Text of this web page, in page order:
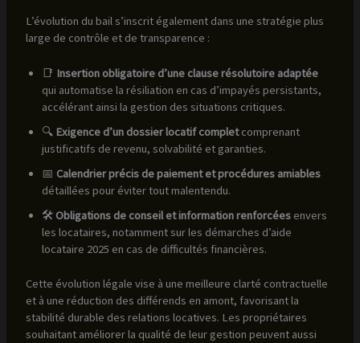
L’évolution du bail s’inscrit également dans une stratégie plus
large de contrôle et de transparence :
📑 Insertion obligatoire d’une clause résolutoire adaptée
qui automatise la résiliation en cas d’impayés persistants,
accélérant ainsi la gestion des situations critiques.
🔍 Exigence d’un dossier locatif completcomprenant
justificatifs de revenu, solvabilité et garanties.
📅 Calendrier précis de paiement et procédures amiables
détaillées pour éviter tout malentendu.
🛠️ Obligations de conseil et information renforcéesenvers
les locataires, notamment sur les démarches d’aide
locataire 2025 en cas de difficultés financières.
Cette évolution légale vise à une meilleure clarté contractuelle
et à une réduction des différends en amont, favorisant la
stabilité durable des relations locatives. Les propriétaires
souhaitant améliorer la qualité de leur gestion peuvent aussi